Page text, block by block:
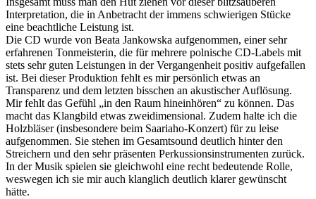
Interpretation, die in Anbetracht der immens schwierigen Stücke
eine beachtliche Leistung ist.
Die CD wurde von Beata Jankowska aufgenommen, einer sehr
erfahrenen Tonmeisterin, die für mehrere polnische CD-Labels mit
stets sehr guten Leistungen in der Vergangenheit positiv aufgefallen
ist. Bei dieser Produktion fehlt es mir persönlich etwas an
Transparenz und dem letzten bisschen an akustischer Auflösung.
Mir fehlt das Gefühl „in den Raum hineinhören“ zu können. Das
macht das Klangbild etwas zweidimensional. Zudem halte ich die
Holzbläser (insbesondere beim Saariaho-Konzert) für zu leise
aufgenommen. Sie stehen im Gesamtsound deutlich hinter den
Streichern und den sehr präsenten Perkussionsinstrumenten zurück.
In der Musik spielen sie gleichwohl eine recht bedeutende Rolle,
weswegen ich sie mir auch klanglich deutlich klarer gewünscht
hätte.